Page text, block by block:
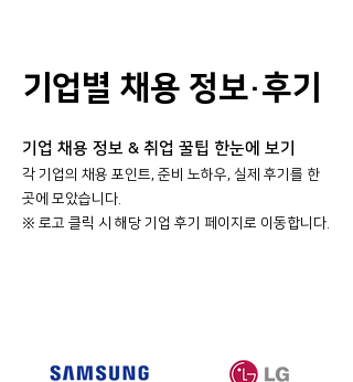
기업별 채용 정보·후기
기업 채용 정보 & 취업 꿀팁 한눈에 보기
각 기업의 채용 포인트, 준비 노하우, 실제 후기를 한
곳에 모았습니다.
​※ 로고 클릭 시 해당 기업 후기 페이지로 이동합니다.